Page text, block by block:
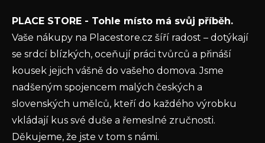
ochrany osobních údajů
PŘIHLÁSIT SE
PLACE STORE - Tohle místo má svůj příběh.
Vaše nákupy na Placestore.cz šíří radost – dotýkají
se srdcí blízkých, oceňují práci tvůrců a přináší
kousek jejich vášně do vašeho domova. Jsme
nadšeným spojencem malých českých a
slovenských umělců, kteří do každého výrobku
vkládají kus své duše a řemeslné zručnosti.
Děkujeme, že jste v tom s námi.